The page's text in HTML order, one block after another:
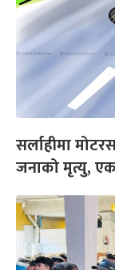
सर्लाहीमा
जनाको मृत्यु,